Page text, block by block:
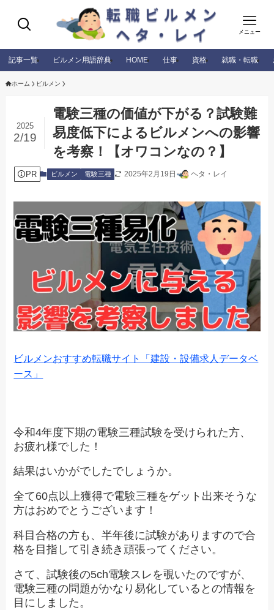
メニュー
記事一覧 ビルメン用語辞典 HOME 仕事 資格 就職・転職
ホーム ビルメン
電験三種の価値が下がる？試験難
易度低下によるビルメンへの影響
を考察！【オワコンなの？】
2025
2/19
PR ビルメン 電験三種 2025年2月19日 ヘタ・レイ
ビルメンおすすめ転職サイト「建設・設備求人データベ
ース」
令和4年度下期の電験三種試験を受けられた方、
お疲れ様でした！
結果はいかがでしたでしょうか。
全て60点以上獲得で電験三種をゲット出来そうな
方はおめでとうございます！
科目合格の方も、半年後に試験がありますので合
格を目指して引き続き頑張ってください。
さて、試験後の5ch電験スレを覗いたのですが、
電験三種の問題がかなり易化しているとの情報を
目にしました。